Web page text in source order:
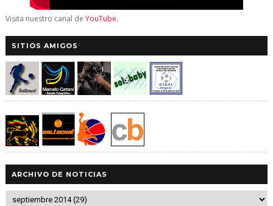
Visita nuestro canal de YouTube.
SITIOS AMIGOS
ARCHIVO DE NOTICIAS